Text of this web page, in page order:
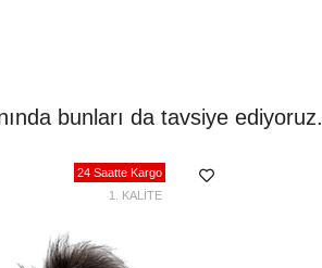
bunları da tavsiye ediyoruz.
24 Saatte Kargo
1. KALİTE